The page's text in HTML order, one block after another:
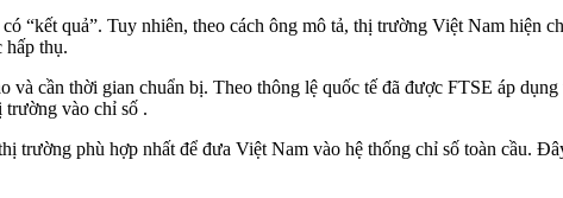
“kết quả”. Tuy nhiên, theo cách ông mô tả, thị trường Việt Nam hiện
hấp thụ.
cần thời gian chuẩn bị. Theo thông lệ quốc tế đã được FTSE áp
vào chỉ số .
trường phù hợp nhất để đưa Việt Nam vào hệ thống chỉ số toàn cầu.